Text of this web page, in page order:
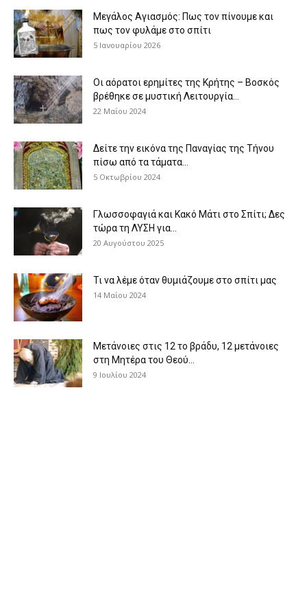
Μεγάλος Αγιασμός: Πως τον πίνουμε και
πως τον φυλάμε στο σπίτι
5 Ιανουαρίου 2026
Οι αόρατοι ερημίτες της Κρήτης – Βοσκός
βρέθηκε σε μυστική Λειτουργία...
22 Μαΐου 2024
Δείτε την εικόνα της Παναγίας της Τήνου
πίσω από τα τάματα...
5 Οκτωβρίου 2024
Γλωσσοφαγιά και Κακό Μάτι στο Σπίτι; Δες
τώρα τη ΛΥΣΗ για...
20 Αυγούστου 2025
Τι να λέμε όταν θυμιάζουμε στο σπίτι μας
14 Μαΐου 2024
Μετάνοιες στις 12 το βράδυ, 12 μετάνοιες
στη Μητέρα του Θεού...
9 Ιουλίου 2024